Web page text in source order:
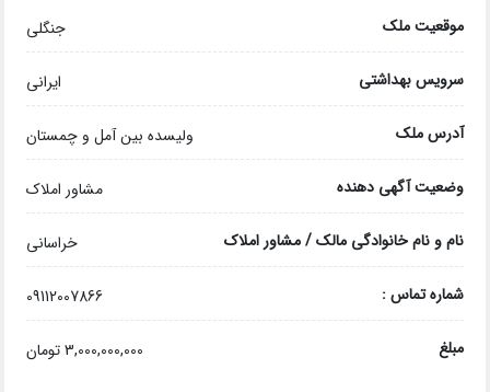
موقعیت ملک جنگلی
سرویس بهداشتی ایرانی
آدرس ملک ولیسده بین آمل و چمستان
وضعیت آگهی دهنده مشاور املاک
نام و نام خانوادگی مالک / مشاور املاک خراسانی
شماره تماس : 09112007866
مبلغ 3,000,000,000 تومان